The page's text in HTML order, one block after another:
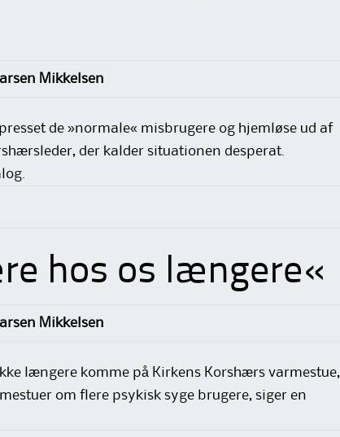
Mikkelsen
de »normale« misbrugere og hjemløse ud af
der kalder situationen desperat.
hos os længere«
Mikkelsen
længere komme på Kirkens Korshærs varmestue,
om flere psykisk syge brugere, siger en